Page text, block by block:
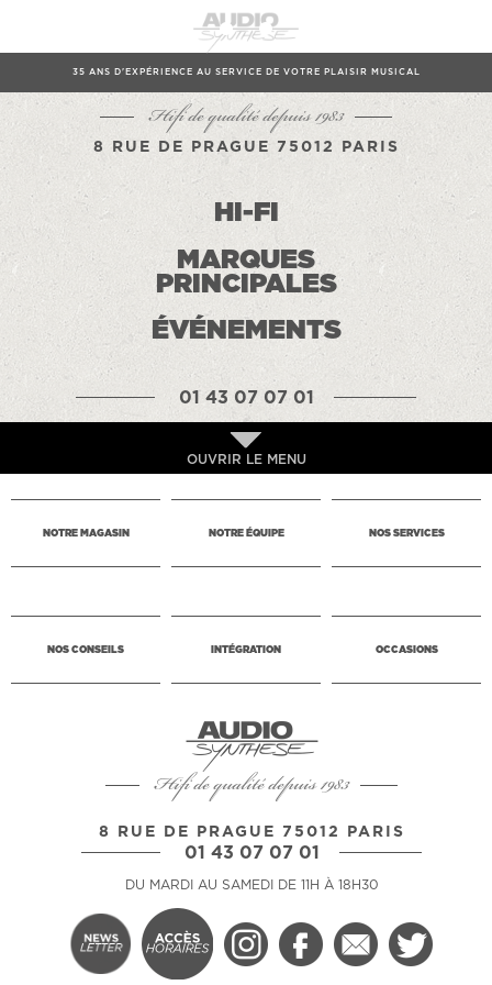
35 ANS D'EXPÉRIENCE AU SERVICE DE VOTRE PLAISIR MUSICAL
Hifi de qualité depuis 1983
8 RUE DE PRAGUE 75012 PARIS
HI-FI
MARQUES
PRINCIPALES
ÉVÉNEMENTS
01 43 07 07 01
OUVRIR LE MENU
NOTRE MAGASIN NOTRE ÉQUIPE NOS SERVICES
NOS CONSEILS INTÉGRATION OCCASIONS
Hifi de qualité depuis 1983
8 RUE DE PRAGUE 75012 PARIS
01 43 07 07 01
DU MARDI AU SAMEDI DE 11H À 18H30